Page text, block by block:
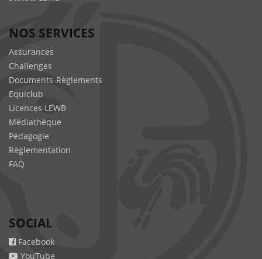
NOS SERVICES
Assurances
Challenges
Documents-Règlements
Equiclub
Licences LEWB
Médiathèque
Pédagogie
Règlementation
FAQ
SOCIAL
Facebook
YouTube